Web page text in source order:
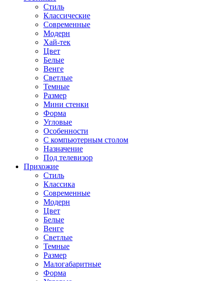
Стиль
Классические
Современные
Модерн
Хай-тек
Цвет
Белые
Венге
Светлые
Темные
Размер
Мини стенки
Форма
Угловые
Особенности
С компьютерным столом
Назначение
Под телевизор
Прихожие
Стиль
Классика
Современные
Модерн
Цвет
Белые
Венге
Светлые
Темные
Размер
Малогабаритные
Форма